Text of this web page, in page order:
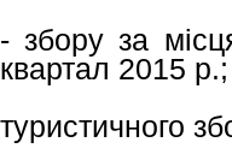
- збору за
квартал 2015 р.;
туристичного